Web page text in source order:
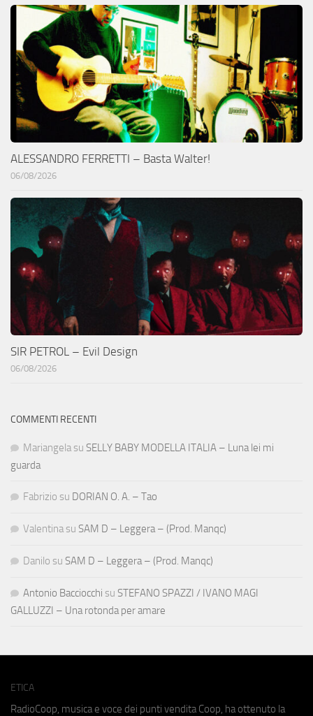
ALESSANDRO FERRETTI – Basta Walter!
06/08/2026
SIR PETROL – Evil Design
06/08/2026
COMMENTI RECENTI
Mariangela su SELLY BABY MODELLA ITALIA – Luna lei mi
guarda
Fabrizio su DORIAN O. A. – Tao
Valentina su SAM D – Leggera – (Prod. Manqc)
Danilo su SAM D – Leggera – (Prod. Manqc)
Antonio Bacciocchi su STEFANO SPAZZI / IVANO MAGI
GALLUZZI – Una rotonda per amare
ETICA
RadioCoop, musica e voce dei punti vendita Coop, ha ottenuto la